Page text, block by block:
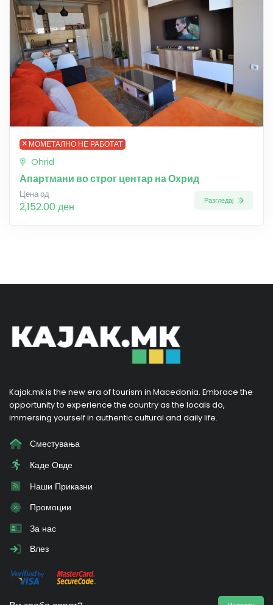
МОМЕТАЛНО НЕ РАБОТАТ
Ohrid
Апартмани во строг центар на Охрид
Цена од
2,152.00 ден Разгледај
Kajak.mk is the new era of tourism in Macedonia. Embrace the
opportunity to experience the country as the locals do,
immersing yourself in authentic cultural and daily life.
Сместувања
Каде Овде
Наши Приказни
Промоции
За нас
Влез